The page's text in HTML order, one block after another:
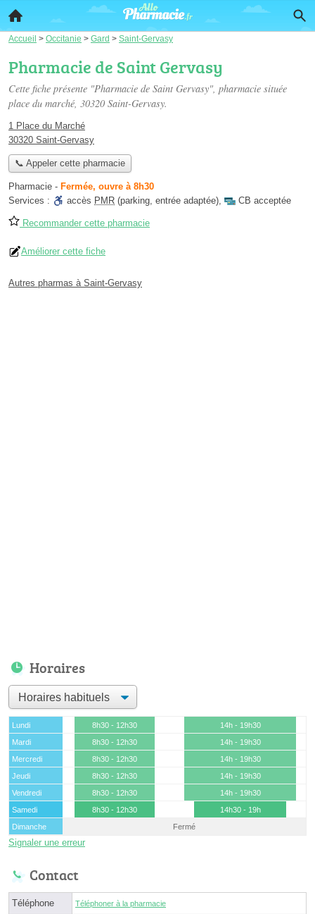
Accueil > Occitanie > Gard > Saint-Gervasy
Pharmacie de Saint Gervasy
Cette fiche présente "Pharmacie de Saint Gervasy", pharmacie située
place du marché, 30320 Saint-Gervasy.
1 Place du Marché
30320 Saint-Gervasy
📞 Appeler cette pharmacie
Pharmacie - Fermée, ouvre à 8h30
Services :
accès PMR (parking, entrée adaptée), CB acceptée
Recommander cette pharmacie
Améliorer cette fiche
Autres pharmas à Saint-Gervasy
Horaires
Lundi 8h30 - 12h30
14h - 19h30
Mardi
8h30 - 12h30
14h - 19h30
Mercredi
8h30 - 12h30
14h - 19h30
Jeudi
8h30 - 12h30
14h - 19h30
Vendredi
8h30 - 12h30
14h - 19h30
Samedi
8h30 - 12h30
14h30 - 19h
Dimanche
Fermé
Signaler une erreur
Contact
Téléphone Téléphoner à la pharmacie